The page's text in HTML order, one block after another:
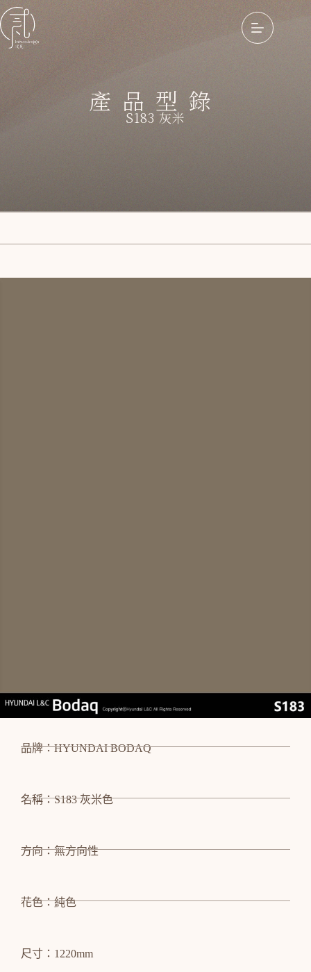
產品型錄
S183 灰米
品牌：HYUNDAI BODAQ
名稱：S183 灰米色
方向：無方向性
花色：純色
尺寸：1220mm